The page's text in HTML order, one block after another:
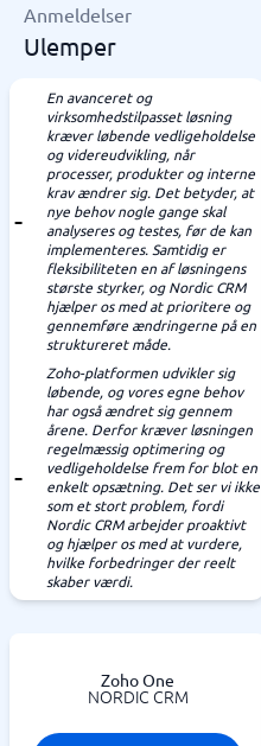
Anmeldelser
Ulemper
En avanceret og
virksomhedstilpasset løsning
kræver løbende vedligeholdelse
og videreudvikling, når
processer, produkter og interne
krav ændrer sig. Det betyder, at
nye behov nogle gange skal
analyseres og testes, før de kan
implementeres. Samtidig er
fleksibiliteten en af løsningens
største styrker, og Nordic CRM
hjælper os med at prioritere og
gennemføre ændringerne på en
struktureret måde.
Zoho-platformen udvikler sig
løbende, og vores egne behov
har også ændret sig gennem
årene. Derfor kræver løsningen
regelmæssig optimering og
vedligeholdelse frem for blot en
enkelt opsætning. Det ser vi ikke
som et stort problem, fordi
Nordic CRM arbejder proaktivt
og hjælper os med at vurdere,
hvilke forbedringer der reelt
skaber værdi.
Zoho One
NORDIC CRM